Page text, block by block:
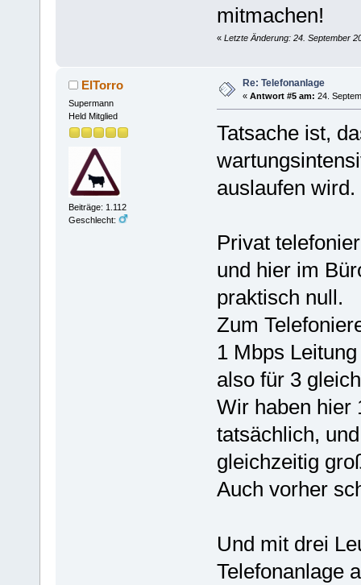
mitmachen!
« Letzte Änderung: 24. September
ElTorro
Supermann
Held Mitglied
Beiträge: 1.112
Geschlecht:
Re: Telefonanlage
« Antwort #5 am: 24.
Tatsache ist,
auslaufen wird.
Privat
und hier im
praktisch null.
Zum
1 Mbps
also für 3
Wir haben hier
tatsächlich,
gleichzeitig
Auch vorher
Und mit drei
Telefonanlage